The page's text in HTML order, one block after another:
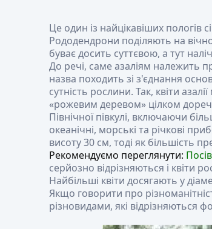
Це один із найцікавіших пологів
Рододендрони поділяють на
буває досить суттєвою, а тут
До речі, саме азаліям належить
назва походить зі з'єднання
сутність рослини. Так, квіти
«рожевим деревом» цілком
Північної півкулі, включаючи
океанічні, морські та річкові
висоту 30 см, тоді як більшість
Рекомендуємо переглянути:
серйозно відрізняються і квіти
Найбільші квіти досягають у
Якщо говорити про
різновидами, які відрізняються